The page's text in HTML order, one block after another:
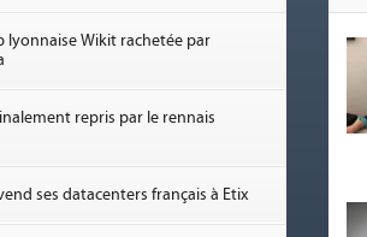
lyonnaise Wikit rachetée par
repris par le rennais
ses datacenters français à Etix